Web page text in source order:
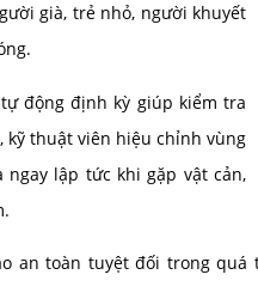
già, trẻ nhỏ, người khuyết
động định kỳ giúp kiểm tra
kỹ thuật viên hiệu chỉnh vùng
ngay lập tức khi gặp vật cản,